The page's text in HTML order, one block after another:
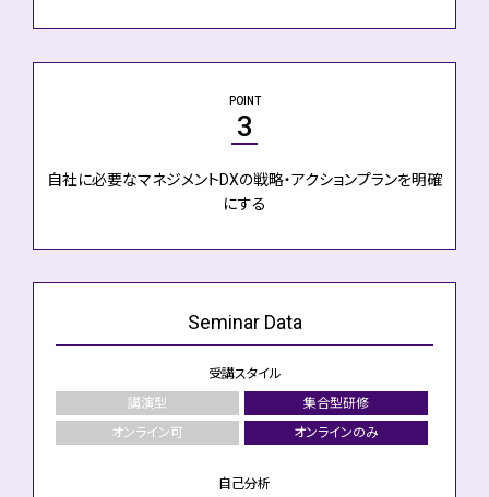
POINT
3
自社に必要なマネジメントDXの戦略・アクションプランを明確
にする
SeminarData
受講スタイル
講演型
集合型研修
オンライン可
オンラインのみ
自己分析